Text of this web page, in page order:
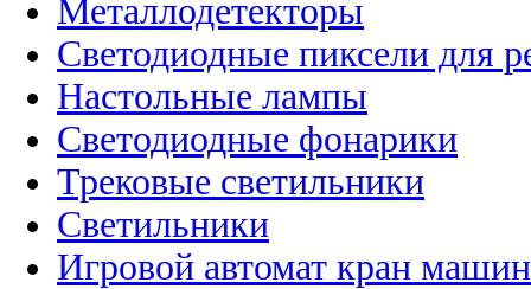
Металлодетекторы
Светодиодные пиксели для
Настольные лампы
Светодиодные фонарики
Трековые светильники
Светильники
Игровой автомат кран